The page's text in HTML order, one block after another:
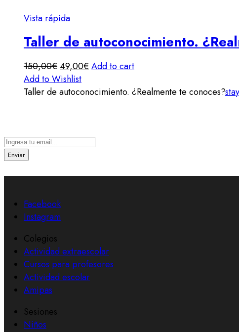
Vista rápida
Taller de autoconocimiento.
150,00€ 49,00€ Add to cart
Add to Wishlist
Taller de autoconocimiento. ¿Realmente te conoces?
Enviar
Facebook
Instagram
Colegios
Actividad extraescolar
Cursos para profesores
Actividad escolar
Amipas
Sesiones
Niños